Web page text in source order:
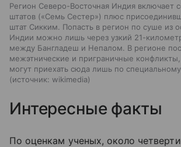
Регион Северо-Восточная Индия включает
штатов («Семь Сестер») плюс
штат Сикким. Попасть в регион по суше из
Индии можно лишь через узкий 21-
между Бангладеш и Непалом. В регионе
межэтнические и приграничные
могут приехать сюда лишь по
источник: wikimedia
Интересные факты
По оценкам ученых, около